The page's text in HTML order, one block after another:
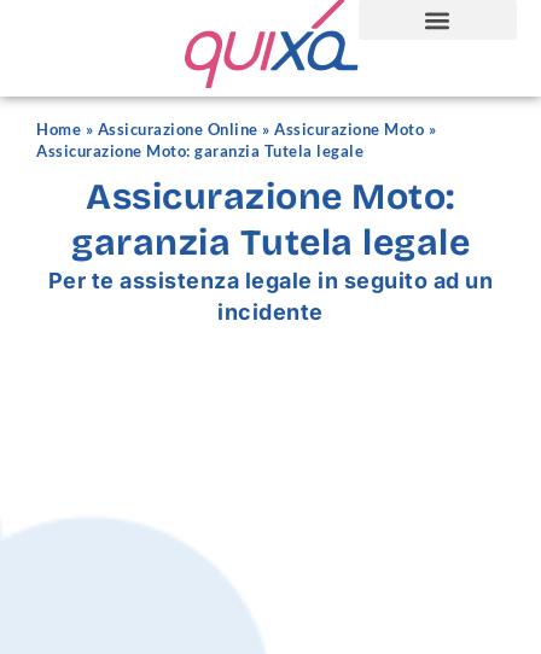
Home » Assicurazione Online » Assicurazione Moto »
Assicurazione Moto: garanzia Tutela legale
Assicurazione Moto:
garanzia Tutela legale
Per te assistenza legale in seguito ad un
incidente